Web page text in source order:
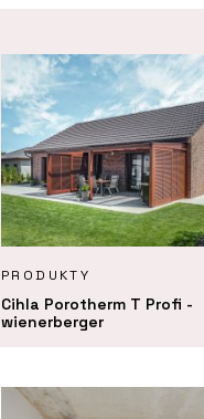
PRODUKTY
Cihla Porotherm T Profi -
wienerberger